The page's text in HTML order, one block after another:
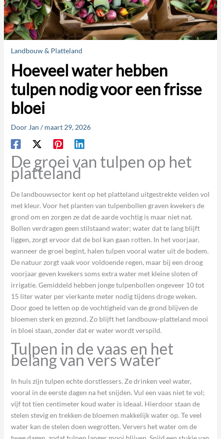
Landbouw & Platteland
Hoeveel water hebben
tulpen nodig voor een frisse
bloei
Door Jan /maart 29, 2026
De groei van tulpen op het
platteland
De landbouwsector kent op het platteland uitgestrekte velden vol
met kleur. Voor het planten van tulpenbollen graven kwekers de
grond om en zorgen ze dat de aarde vochtig is maar niet nat.
Bollen verdragen geen stilstaand water; water dat te lang blijft
liggen, zorgt ervoor dat de bol kan gaan rotten. In het voorjaar,
wanneer de groei begint, halen tulpen vooral water uit de bodem.
De natuur zorgt vaak voor voldoende regen, maar bij een droog
voorjaar geven kwekers soms extra water met kleine sloten of
irrigatie. Gemiddeld hebben jonge tulpenbollen ongeveer 10 tot
15 liter water per vierkante meter nodig tijdens droge weken.
Door goed te letten op de vochtigheid van de grond blijven de
bloemen sterk en gezond. Zo blijft het landbouw-platteland mooi
in bloei staan, zonder dat er water wordt verspild.
Tulpen in de vaas en het
belang van vers water
In huis zijn tulpen echte dorstlessers. Ze drinken veel water,
vooral in de eerste dagen na het snijden. Vul een vaas niet te vol;
vijf tot tien centimeter koud water is ideaal. Hierdoor staan de
stelen stevig en trekken de bloemen makkelijk water op. Te veel
water kan de stelen doen wegrotten. Ververs het water om de